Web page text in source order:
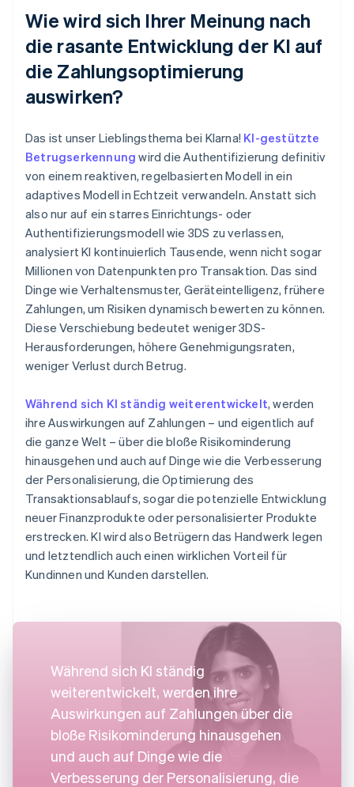
Wie wird sich Ihrer Meinung nach
die rasante Entwicklung der KI auf
die Zahlungsoptimierung
auswirken?
Das ist unser Lieblingsthema bei Klarna! KI-gestützte
Betrugserkennung wird die Authentifizierung definitiv
von einem reaktiven, regelbasierten Modell in ein
adaptives Modell in Echtzeit verwandeln. Anstatt sich
also nur auf ein starres Einrichtungs- oder
Authentifizierungsmodell wie 3DS zu verlassen,
analysiert KI kontinuierlich Tausende, wenn nicht sogar
Millionen von Datenpunkten pro Transaktion. Das sind
Dinge wie Verhaltensmuster, Geräteintelligenz, frühere
Zahlungen, um Risiken dynamisch bewerten zu können.
Diese Verschiebung bedeutet weniger 3DS-
Herausforderungen, höhere Genehmigungsraten,
weniger Verlust durch Betrug.
Während sich KI ständig weiterentwickelt, werden
ihre Auswirkungen auf Zahlungen – und eigentlich auf
die ganze Welt – über die bloße Risikominderung
hinausgehen und auch auf Dinge wie die Verbesserung
der Personalisierung, die Optimierung des
Transaktionsablaufs, sogar die potenzielle Entwicklung
neuer Finanzprodukte oder personalisierter Produkte
erstrecken. KI wird also Betrügern das Handwerk legen
und letztendlich auch einen wirklichen Vorteil für
Kundinnen und Kunden darstellen.
Während sich KI ständig
weiterentwickelt, werden ihre
Auswirkungen auf Zahlungen über die
bloße Risikominderung hinausgehen
und auch auf Dinge wie die
Verbesserung der Personalisierung, die